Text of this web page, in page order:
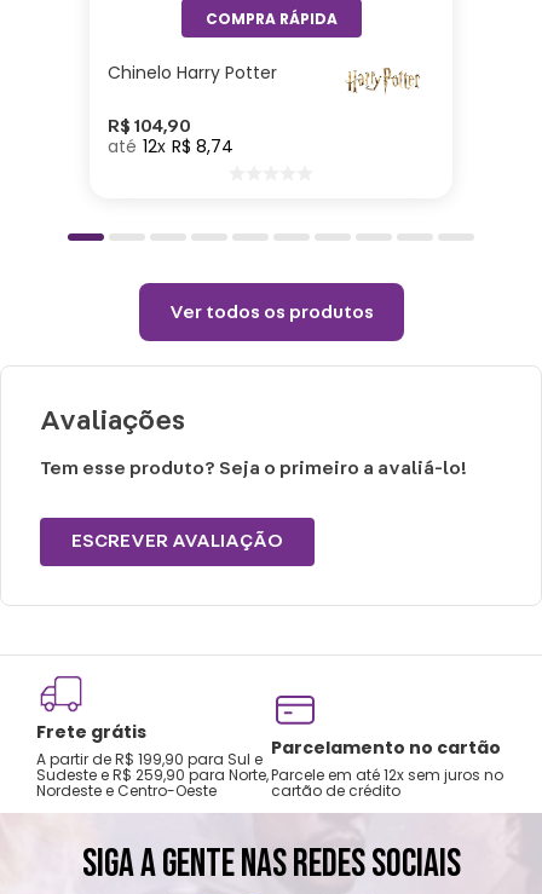
Especificações:
Almofada: 30cm x 35cm
Manta: 1,20 x 1,60
(sem vapor).
Não alvejar.
Permitido uso de centrifuga e máquina
Temperatura máxima de lavagem 40°.
Não limpar a seco.
Chinelo Harry Potter
R$ 104,90
12 R$ 8,74
Ver todos os produtos
Avaliações
Tem esse produto? Seja o primeiro a avaliá-lo!
ESCREVER AVALIAÇÃO
Frete grátis
A partir de R$ 199,90 para Sul e
Sudeste e R$ 259,90 para Norte,
Nordeste e Centro-Oeste
Parcelamento no cartão
Parcele em até 12x sem juros no
cartão de crédito
SIGA A GENTE NAS REDES SOCIAIS